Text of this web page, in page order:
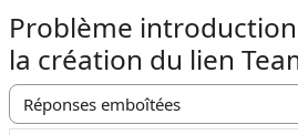
Problème
la création du lien
Type d’affichage